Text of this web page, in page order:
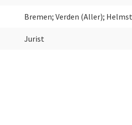
Bremen; Verden (Aller);
Jurist